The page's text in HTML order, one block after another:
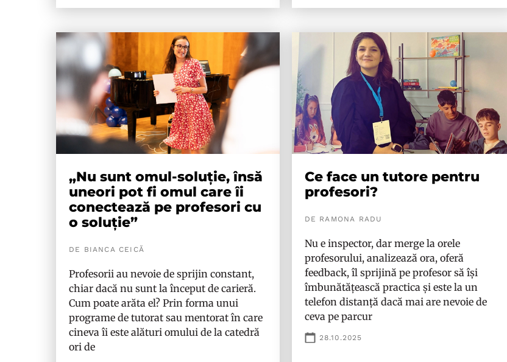
„Nu sunt omul-soluție, însă
uneori pot fi omul care îi
conectează pe profesori cu
o soluție”
DE BIANCA CEICĂ
Profesorii au nevoie de sprijin constant,
chiar dacă nu sunt la început de carieră.
Cum poate arăta el? Prin forma unui
programe de tutorat sau mentorat în care
cineva îi este alături omului de la catedră
ori de
Ce face un tutore pentru
profesori?
DE RAMONA RADU
Nu e inspector, dar merge la orele
profesorului, analizează ora, oferă
feedback, îl sprijină pe profesor să își
îmbunătățească practica și este la un
telefon distanță dacă mai are nevoie de
ceva pe parcur
28.10.2025